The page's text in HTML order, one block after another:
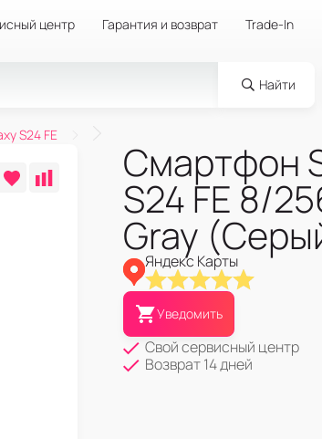
центр Гарантия и возврат Trade-In
Найти
S24 FE
Смартфон
S24 FE 8/
Gray
Яндекс Карты
Уведомить
Свой сервисный центр
Возврат 14 дней